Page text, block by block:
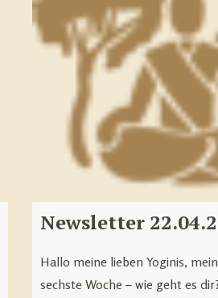
Newsletter
Hallo meine lieben Yoginis,
sechste Woche – wie geht es